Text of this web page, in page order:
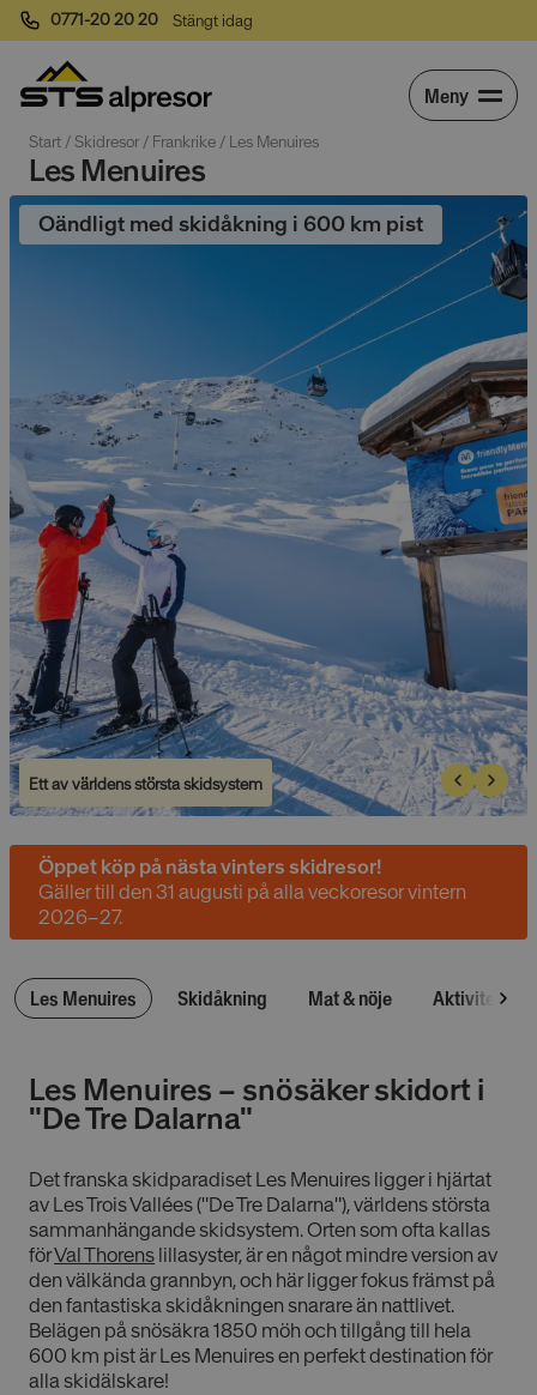
0771-20 20 20 Stängt idag
Meny
Start / Skidresor / Frankrike / Les Menuires
Les Menuires
Oändligt med skidåkning i 600 km pist
Ett av världens största skidsystem
Öppet köp på nästa vinters skidresor!
Gäller till den 31 augusti på alla veckoresor vintern
2026–27.
Les Menuires Skidåkning Mat & nöje Aktiviteter
Les Menuires – snösäker skidort i
"De Tre Dalarna"
Det franska skidparadiset Les Menuires ligger i hjärtat
av Les Trois Vallées ("De Tre Dalarna"), världens största
sammanhängande skidsystem. Orten som ofta kallas
förVal Thorens lillasyster, är en något mindre version av
den välkända grannbyn, och här ligger fokus främst på
den fantastiska skidåkningen snarare än nattlivet.
Belägen på snösäkra 1850 möh och tillgång till hela
600 km pist är Les Menuires en perfekt destination för
alla skidälskare!